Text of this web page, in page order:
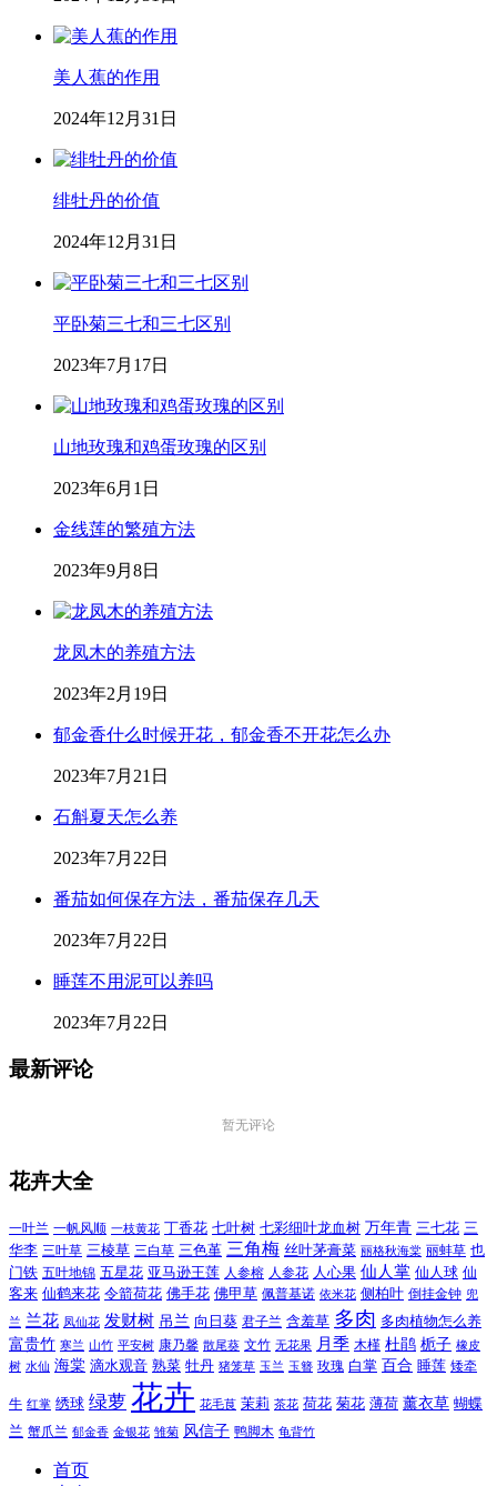
美人蕉的作用
2024年12月31日
绯牡丹的价值
2024年12月31日
平卧菊三七和三七区别
2023年7月17日
山地玫瑰和鸡蛋玫瑰的区别
2023年6月1日
金线莲的繁殖方法
2023年9月8日
龙凤木的养殖方法
2023年2月19日
郁金香什么时候开花，郁金香不开花怎么办
2023年7月21日
石斛夏天怎么养
2023年7月22日
番茄如何保存方法，番茄保存几天
2023年7月22日
睡莲不用泥可以养吗
2023年7月22日
最新评论
暂无评论
花卉大全
一叶兰 一帆风顺 一枝黄花 丁香花 七叶树 七彩细叶龙血树 万年青 三七花 三
华李 三叶草 三棱草 三白草 三色堇 三角梅 丝叶茅膏菜 丽格秋海棠 丽蚌草 也
门铁 五叶地锦 五星花 亚马逊王莲 人参榕 人参花 人心果 仙人掌 仙人球 仙
客来 仙鹤来花 令箭荷花 佛手花 佛甲草 佩普基诺 依米花 侧柏叶 倒挂金钟 兜
兰 兰花 凤仙花 发财树 吊兰 向日葵 君子兰 含羞草 多肉 多肉植物怎么养
富贵竹 寒兰 山竹 平安树 康乃馨 散尾葵 文竹 无花果 月季 木槿 杜鹃 栀子 橡皮
树 水仙 海棠 滴水观音 熟菜 牡丹 猪笼草 玉兰 玉簪 玫瑰 白掌 百合 睡莲 矮牵
牛 红掌 绣球 绿萝 花卉 花毛茛 茉莉 茶花 荷花 菊花 薄荷 薰衣草 蝴蝶
兰 蟹爪兰 郁金香 金银花 雏菊 风信子 鸭脚木 龟背竹
首页